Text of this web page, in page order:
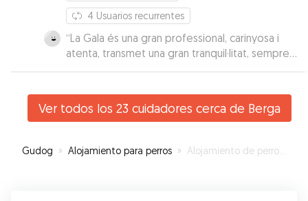
4 Usuarios recurrentes
“La Gala és una gran professional, carinyosa i
atenta, transmet una gran tranquil·litat, sempre
ha estat pendent de la nostra Crema. Una gran
recomanable!”
Ver todos los 23 cuidadores cerca de Berga
Gudog » Alojamiento para perros » Alojamiento de perros en Berga